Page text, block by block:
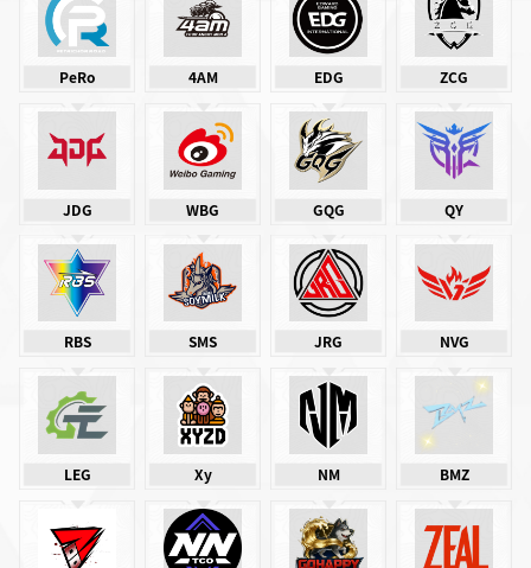
PeRo 4AM EDG ZCG
JDG WBG GQG QY
RBS SMS JRG NVG
LEG Xy NM BMZ